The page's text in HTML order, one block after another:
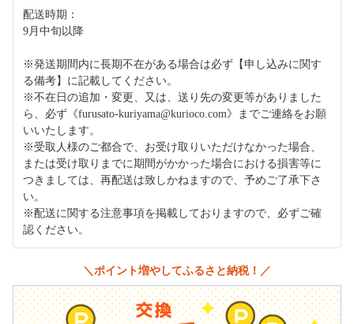
配送時期：
9月中旬以降
※発送期間内に長期不在がある場合は必ず【申し込みに関す
る備考】に記載してください。
※不在日の追加・変更、又は、送り先の変更等がありました
ら、必ず《furusato-kuriyama@kurioco.com》までご連絡をお願
いいたします。
※受取人様のご都合で、お受け取りいただけなかった場合、
または受け取りまでに期間がかかった場合における損害等に
つきましては、再配送は致しかねますので、予めご了承下さ
い。
※配送に関する注意事項を掲載しておりますので、必ずご確
認ください。
＼ポイント増やしてふるさと納税！／